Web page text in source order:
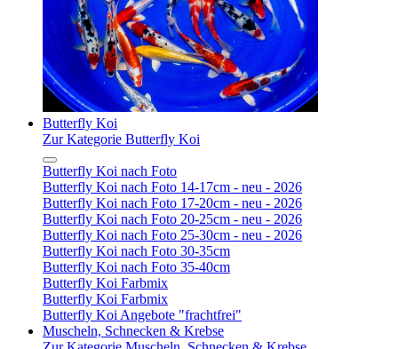
Butterfly Koi
Zur Kategorie Butterfly Koi
Butterfly Koi nach Foto
Butterfly Koi nach Foto 14-17cm - neu - 2026
Butterfly Koi nach Foto 17-20cm - neu - 2026
Butterfly Koi nach Foto 20-25cm - neu - 2026
Butterfly Koi nach Foto 25-30cm - neu - 2026
Butterfly Koi nach Foto 30-35cm
Butterfly Koi nach Foto 35-40cm
Butterfly Koi Farbmix
Butterfly Koi Farbmix
Butterfly Koi Angebote "frachtfrei"
Muscheln, Schnecken & Krebse